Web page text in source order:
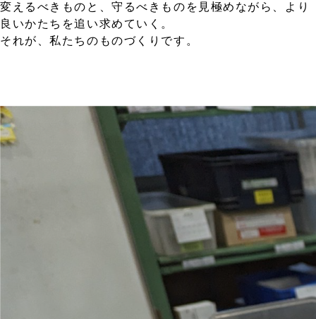
変えるべきものと、守るべきものを見極めながら、より
良いかたちを追い求めていく。
それが、私たちのものづくりです。